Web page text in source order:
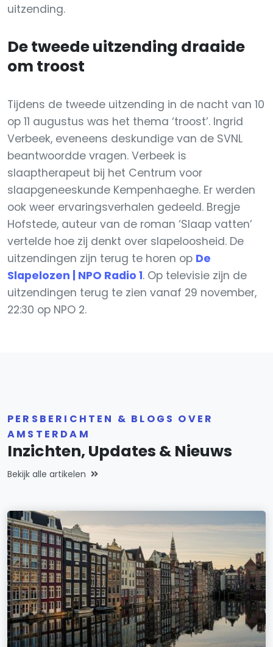
uitzending.
De tweede uitzending draaide
om troost
Tijdens de tweede uitzending in de nacht van 10
op 11 augustus was het thema ‘troost’. Ingrid
Verbeek, eveneens deskundige van de SVNL
beantwoordde vragen. Verbeek is
slaaptherapeut bij het Centrum voor
slaapgeneeskunde Kempenhaeghe. Er werden
ook weer ervaringsverhalen gedeeld. Bregje
Hofstede, auteur van de roman ‘Slaap vatten’
vertelde hoe zij denkt over slapeloosheid. De
uitzendingen zijn terug te horen op De
Slapelozen | NPO Radio 1. Op televisie zijn de
uitzendingen terug te zien vanaf 29 november,
22:30 op NPO 2.
PERSBERICHTEN & BLOGS OVER
AMSTERDAM
Inzichten, Updates & Nieuws
Bekijk alle artikelen